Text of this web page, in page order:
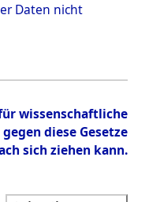
Daten nicht
wissenschaftliche
diese Gesetze
sich ziehen kann.